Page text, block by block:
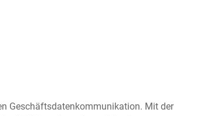
Geschäftsdatenkommunikation. Mit der